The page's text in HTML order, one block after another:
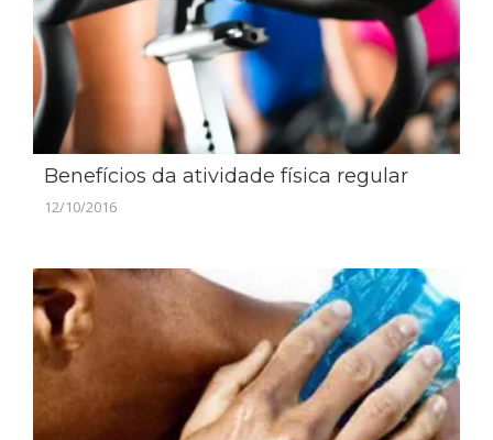
Benefícios da atividade física regular
12/10/2016